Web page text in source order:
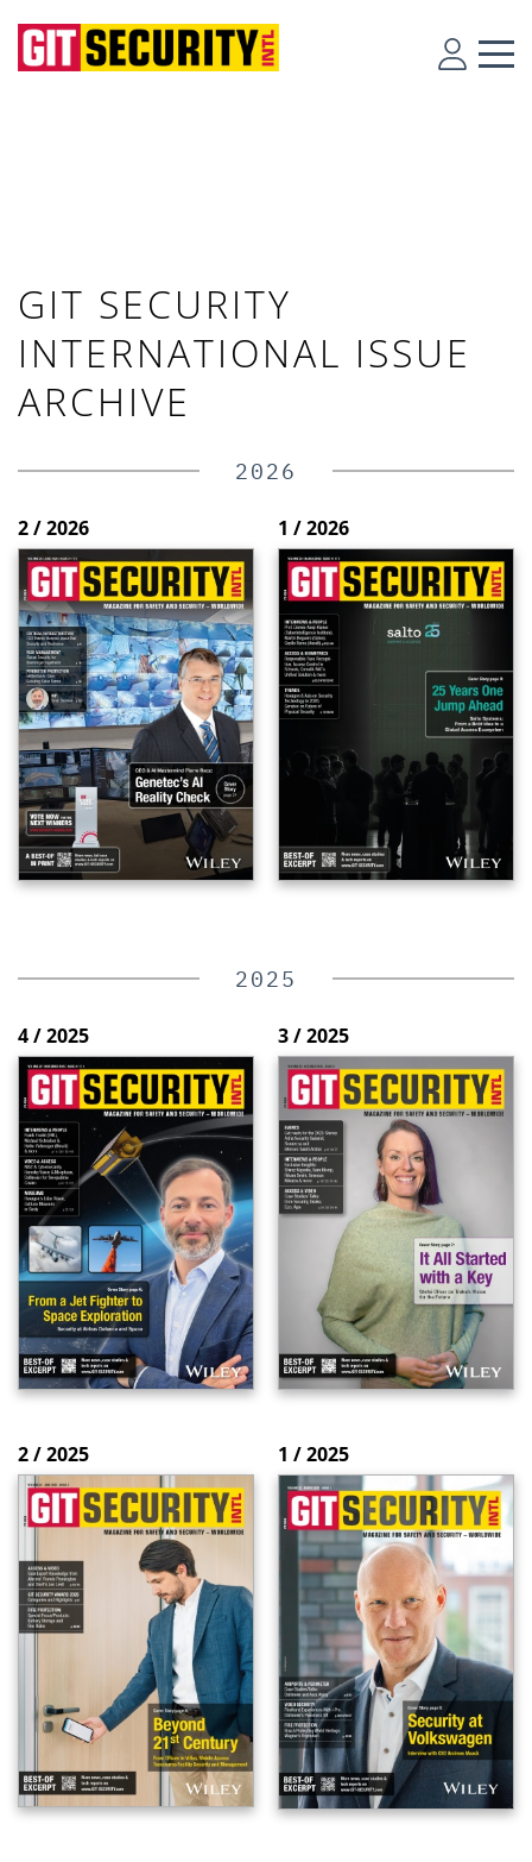
GIT SECURITY
INTERNATIONAL ISSUE
ARCHIVE
2026
2 / 2026 1 / 2026
2025
4 / 2025 3 / 2025
2 / 2025 1 / 2025